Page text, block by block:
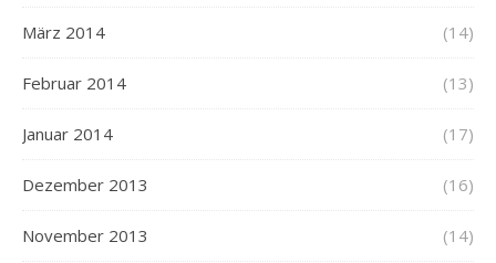
März 2014 (14)
Februar 2014 (13)
Januar 2014 (17)
Dezember 2013 (16)
November 2013 (14)